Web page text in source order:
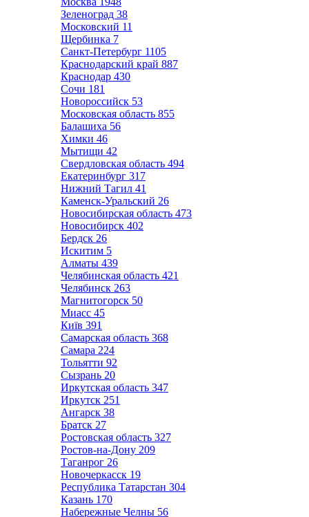
Зеленоград 38
Московский 11
Щербинка 7
Санкт-Петербург 1105
Краснодарский край 887
Краснодар 430
Сочи 181
Новороссийск 53
Московская область 855
Балашиха 56
Химки 46
Мытищи 42
Свердловская область 494
Екатеринбург 317
Нижний Тагил 41
Каменск-Уральский 26
Новосибирская область 473
Новосибирск 402
Бердск 26
Искитим 5
Алматы 439
Челябинская область 421
Челябинск 263
Магнитогорск 50
Миасс 45
Київ 391
Самарская область 368
Самара 224
Тольятти 92
Сызрань 20
Иркутская область 347
Иркутск 251
Ангарск 38
Братск 27
Ростовская область 327
Ростов-на-Дону 209
Таганрог 26
Новочеркасск 19
Республика Татарстан 304
Казань 170
Набережные Челны 56